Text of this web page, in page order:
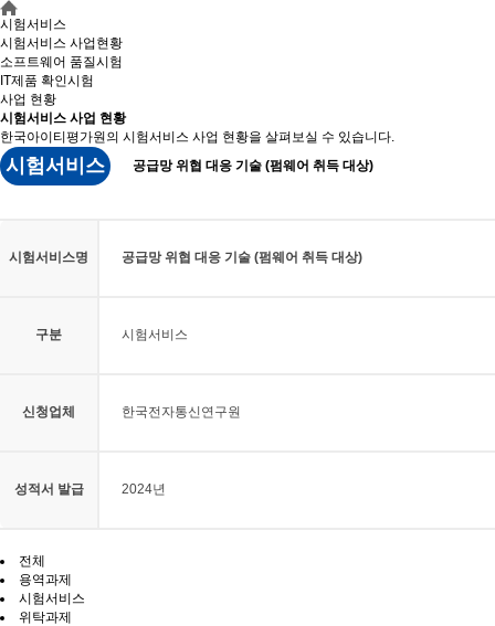
시험서비스
시험서비스 사업현황
소프트웨어 품질시험
IT제품 확인시험
사업 현황
시험서비스 사업 현황
한국아이티평가원의 시험서비스 사업 현황을 살펴보실 수 있습니다.
시험서비스 공급망 위협 대응 기술 (펌웨어 취득 대상)
시험서비스명 공급망 위협 대응 기술 (펌웨어 취득 대상)
구분 시험서비스
신청업체 한국전자통신연구원
성적서 발급 2024년
전체
용역과제
시험서비스
위탁과제